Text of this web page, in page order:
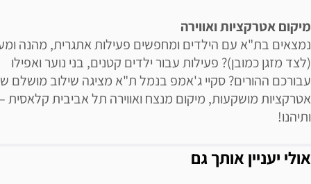
מיקום אטרקציות ואווירה
נמצאים בת"א עם הילדים ומחפשים פעילות אתגרית, מהנה
(לצד מזגן כמובן)? פעילות עבור ילדים קטנים, בני נוער ואפילו
עבורכם ההורים? סקיי ג'אמפ בנמל ת"א מציגה שילוב מושלם
אטרקציות מושקעות, מיקום מנצח ואווירה תל אביבית קלאסית –
ותיהנו!
אולי יעניין אותך גם